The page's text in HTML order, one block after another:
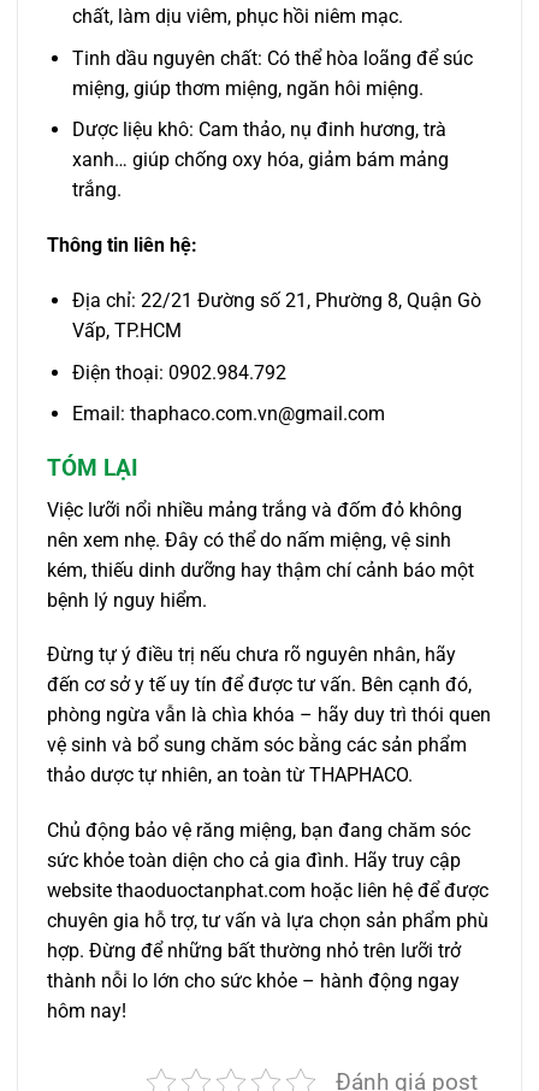
chất, làm dịu viêm, phục hồi niêm mạc.
Tinh dầu nguyên chất: Có thể hòa loãng để súc
miệng, giúp thơm miệng, ngăn hôi miệng.
Dược liệu khô: Cam thảo, nụ đinh hương, trà
xanh… giúp chống oxy hóa, giảm bám mảng
trắng.
Thông tin liên hệ:
Địa chỉ: 22/21 Đường số 21, Phường 8, Quận Gò
Vấp, TP.HCM
Điện thoại: 0902.984.792
Email: thaphaco.com.vn@gmail.com
TÓM LẠI
Việc lưỡi nổi nhiều mảng trắng và đốm đỏ không
nên xem nhẹ. Đây có thể do nấm miệng, vệ sinh
kém, thiếu dinh dưỡng hay thậm chí cảnh báo một
bệnh lý nguy hiểm.
Đừng tự ý điều trị nếu chưa rõ nguyên nhân, hãy
đến cơ sở y tế uy tín để được tư vấn. Bên cạnh đó,
phòng ngừa vẫn là chìa khóa – hãy duy trì thói quen
vệ sinh và bổ sung chăm sóc bằng các sản phẩm
thảo dược tự nhiên, an toàn từ THAPHACO.
Chủ động bảo vệ răng miệng, bạn đang chăm sóc
sức khỏe toàn diện cho cả gia đình. Hãy truy cập
website thaoduoctanphat.com hoặc liên hệ để được
chuyên gia hỗ trợ, tư vấn và lựa chọn sản phẩm phù
hợp. Đừng để những bất thường nhỏ trên lưỡi trở
thành nỗi lo lớn cho sức khỏe – hành động ngay
hôm nay!
Đánh giá post